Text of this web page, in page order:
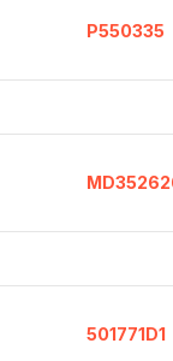
P550335
501771D1